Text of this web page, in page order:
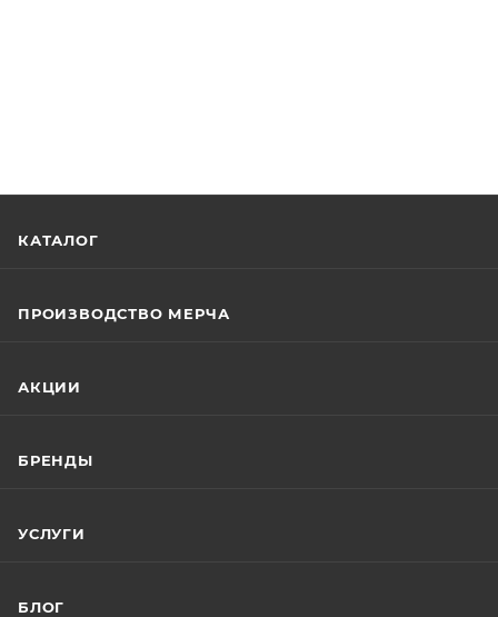
КАТАЛОГ
ПРОИЗВОДСТВО МЕРЧА
АКЦИИ
БРЕНДЫ
УСЛУГИ
БЛОГ